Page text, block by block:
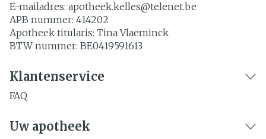
E-mailadres: apotheek.kelles@telenet.be
APB nummer: 414202
Apotheek titularis: Tina Vlaeminck
BTW nummer: BE0419591613
Klantenservice
FAQ
Uw apotheek